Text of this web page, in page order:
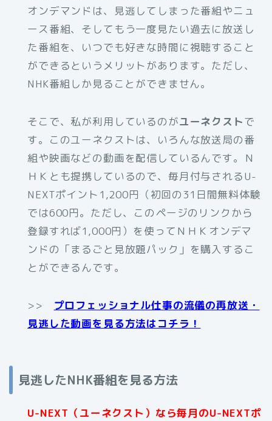
オンデマンドは、見逃してしまった番組やニュ
ース番組、そしてもう一度見たい過去に放送し
た番組を、いつでも好きな時間に視聴すること
ができるというメリットがあります。ただし、
NHK番組しか見ることができません。
そこで、私が利用しているのがユーネクストで
す。このユーネクストは、いろんな放送局の番
組や映画などの動画を配信しているんです。Ｎ
ＨＫとも提携しているので、毎月付与されるU-
NEXTポイント1,200円（初回の31日間無料体験
では600円。ただし、このページのリンクから
登録すれば1,000円）を使ってＮＨＫオンデマ
ンドの「まるごと見放題パック」を購入するこ
とができるんです。
>> プロフェッショナル仕事の流儀の再放送・
見逃した動画を見る方法はコチラ！
見逃したNHK番組を見る方法
U-NEXT（ユーネクスト）なら毎月のU-NEXTポ